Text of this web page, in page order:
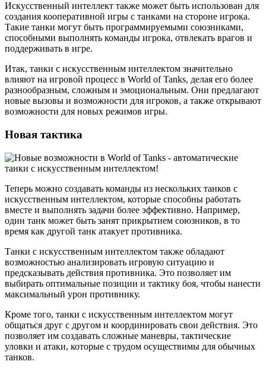
Искусственный интеллект также может быть использован для
создания кооперативной игры с танками на стороне игрока.
Такие танки могут быть программируемыми союзниками,
способными выполнять команды игрока, отвлекать врагов и
поддерживать в игре.
Итак, танки с искусственным интеллектом значительно
влияют на игровой процесс в World of Tanks, делая его более
разнообразным, сложным и эмоциональным. Они предлагают
новые вызовы и возможности для игроков, а также открывают
возможности для новых режимов игры.
Новая тактика
Теперь можно создавать команды из нескольких танков с
искусственным интеллектом, которые способны работать
вместе и выполнять задачи более эффективно. Например,
один танк может быть занят прикрытием союзников, в то
время как другой танк атакует противника.
Танки с искусственным интеллектом также обладают
возможностью анализировать игровую ситуацию и
предсказывать действия противника. Это позволяет им
выбирать оптимальные позиции и тактику боя, чтобы нанести
максимальный урон противнику.
Кроме того, танки с искусственным интеллектом могут
общаться друг с другом и координировать свои действия. Это
позволяет им создавать сложные маневры, тактические
уловки и атаки, которые с трудом осуществимы для обычных
танков.